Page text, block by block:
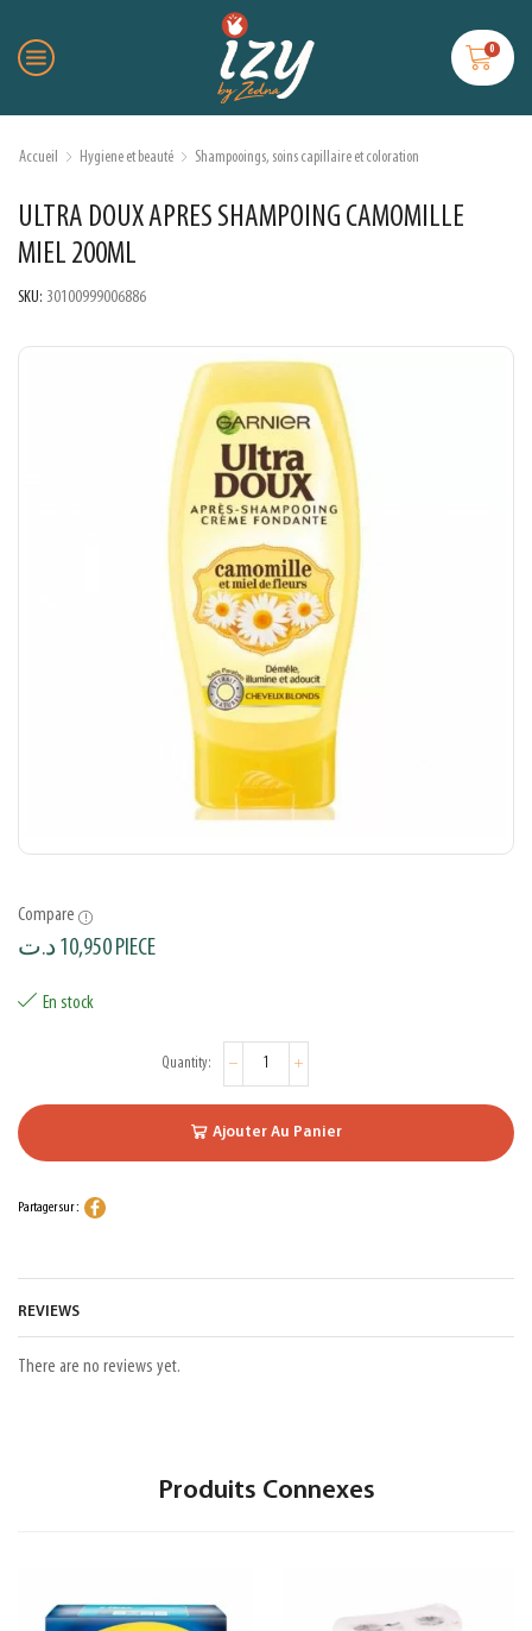
0
Accueil Hygiene et beauté Shampooings, soins capillaire et coloration
ULTRA DOUX APRES SHAMPOING CAMOMILLE
MIEL 200ML
SKU: 30100999006886
Compare
10,950د.ت PIECE
En stock
Ajouter Au Panier
Partager sur :
REVIEWS
There are no reviews yet.
Produits Connexes